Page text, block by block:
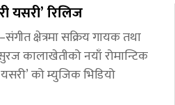
यसरी’ रिलिज
क्षेत्रमा सक्रिय गायक तथा
कालाखेतीको नयाँ रोमान्टिक
को म्युजिक भिडियो